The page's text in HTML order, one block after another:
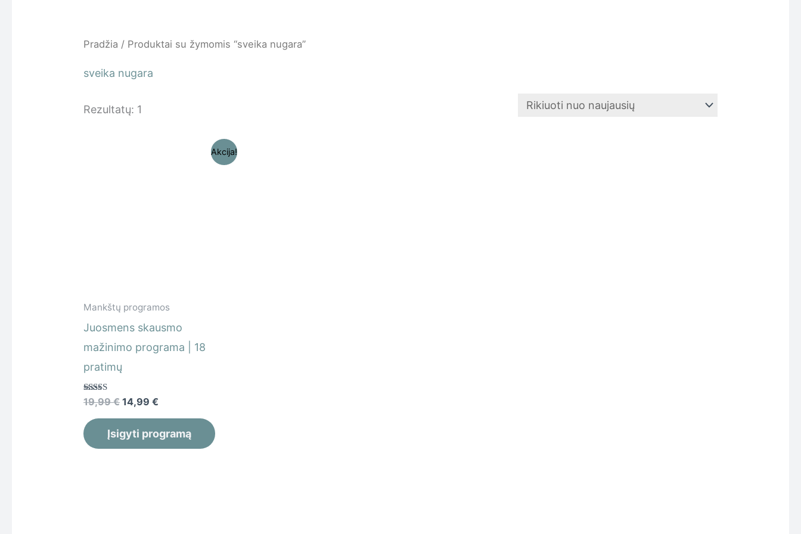
Pradžia / Produktai su žymomis “sveika nugara”
sveika nugara
Rezultatų: 1
Akcija!
Mankštų programos
Juosmens skausmo
mažinimo programa | 18
pratimų
Įvertinimas:
5.00
iš 5
19,99€ 14,99€
Įsigyti programą